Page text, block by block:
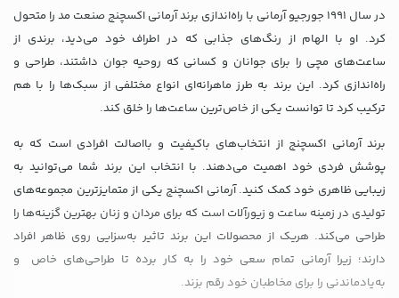
در سال 1991 جورجیو آرمانی با راه‌اندازی برند آرمانی اکسچنج صنعت مد را متحول
کرد. او با الهام از رنگ‌های جذابی که در اطراف خود می‌دید، برندی از
ساعت‌های مچی را برای جوانان و کسانی که روحیه جوان داشتند، طراحی و
راه‌اندازی کرد. این برند به طرز ماهرانه‌ای انواع مختلفی از سبک‌ها را با هم
ترکیب کرد تا توانست یکی از خاص‌ترین ساعت‌ها را خلق کند.
برند آرمانی اکسچنج از انتخاب‌های باکیفیت و بااصالت افرادی است که به
پوشش فردی خود اهمیت می‌دهند. با انتخاب این برند شما می‌توانید به
زیبایی‌ ظاهری خود کمک کنید. آرمانی اکسچنج یکی از متمایزترین مجموعه‌های
تولیدی در زمینه ساعت و زیورآلات است که برای مردان و زنان بهترین گزینه‌ها را
طراحی می‌کند. هریک از محصولات این برند تاثیر به‌سزایی روی ظاهر افراد
دارند؛ زیرا آرمانی تمام سعی خود را به کار برده تا طراحی‌های خاص و
به‌یاد‌ماندنی را برای مخاطبان خود رقم بزند.